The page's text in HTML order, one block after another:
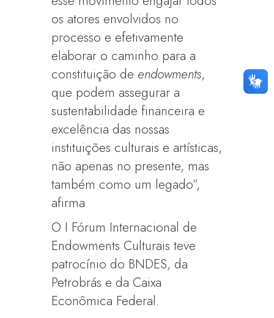
os atores envolvidos no
processo e efetivamente
elaborar o caminho para a
constituição de endowments,
que podem assegurar a
sustentabilidade financeira e
excelência das nossas
instituições culturais e artísticas,
não apenas no presente, mas
também como um legado”,
afirma.
O I Fórum Internacional de
Endowments Culturais teve
patrocínio do BNDES, da
Petrobrás e da Caixa
Econômica Federal.